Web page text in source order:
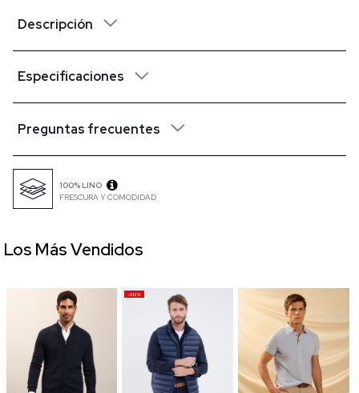
Descripción
Especificaciones
Preguntas frecuentes
100% LINO
FRESCURA Y COMODIDAD
-20%
Los Más Vendidos